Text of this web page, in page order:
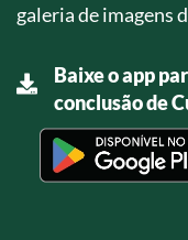
galeria de imagens
Baixe o app
conclusão de